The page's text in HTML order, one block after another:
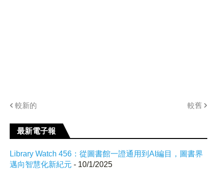
較新的 較舊
最新電子報
Library Watch 456：從圖書館一證通用到AI編目，圖書界
邁向智慧化新紀元 - 10/1/2025